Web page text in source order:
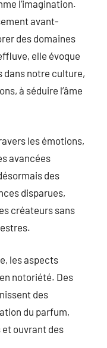
l’imagination.
avant-
des domaines
elle évoque
dans notre culture,
à séduire l’âme
les émotions,
avancées
des
disparues,
créateurs sans
les aspects
notoriété. Des
des
du parfum,
et ouvrant des